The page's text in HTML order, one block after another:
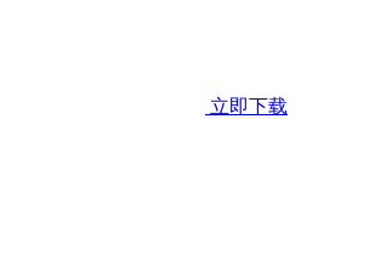
立即下载